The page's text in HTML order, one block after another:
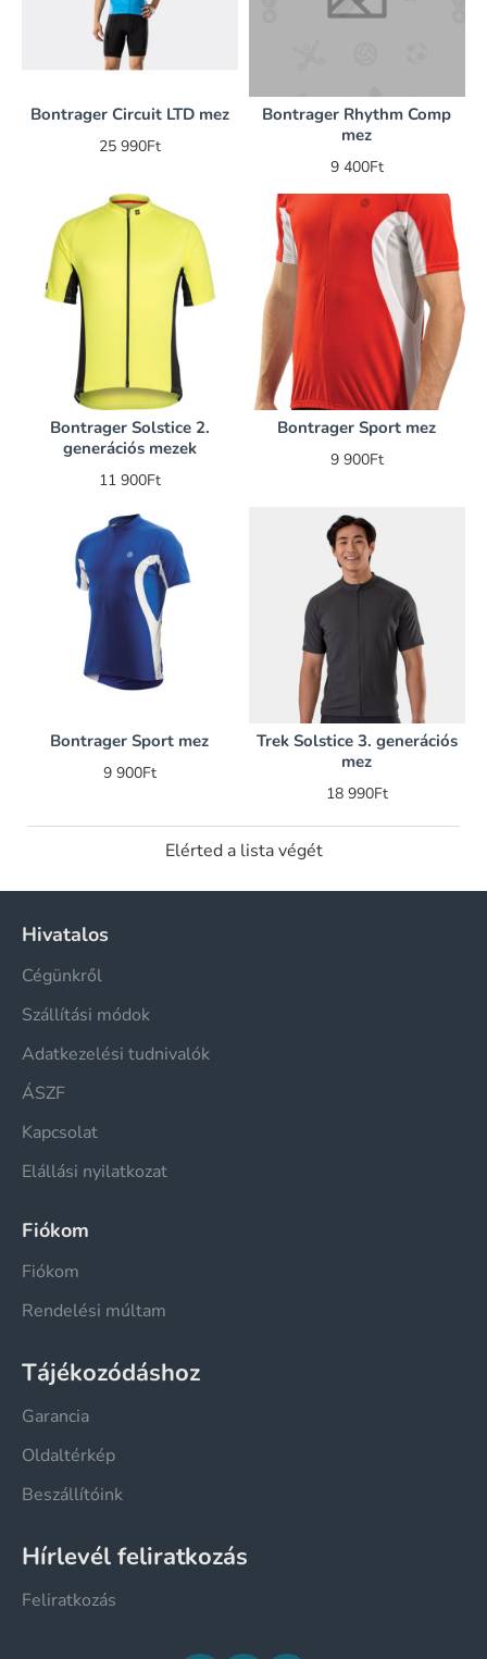
Bontrager Circuit LTD mez
25 990Ft
Bontrager Rhythm Comp
mez
9 400Ft
Bontrager Solstice 2.
generációs mezek
11 900Ft
Bontrager Sport mez
9 900Ft
Bontrager Sport mez
9 900Ft
Trek Solstice 3. generációs
mez
18 990Ft
Elérted a lista végét
Hivatalos
Cégünkről
Szállítási módok
Adatkezelési tudnivalók
ÁSZF
Kapcsolat
Elállási nyilatkozat
Fiókom
Fiókom
Rendelési múltam
Tájékozódáshoz
Garancia
Oldaltérkép
Beszállítóink
Hírlevél feliratkozás
Feliratkozás